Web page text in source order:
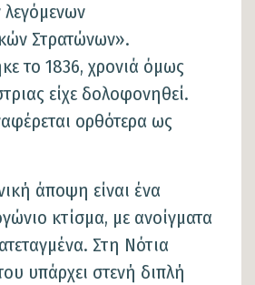
λεγόμενων
Στρατώνων».
το 1836, χρονιά όμως
είχε δολοφονηθεί.
ορθότερα ως
άποψη είναι ένα
κτίσμα, με ανοίγματα
Στη Νότια
υπάρχει στενή διπλή